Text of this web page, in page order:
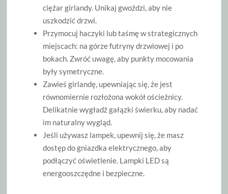
ciężar girlandy. Unikaj gwoździ, aby nie
uszkodzić drzwi.
Przymocuj haczyki lub taśmę w strategicznych
miejscach: na górze futryny drzwiowej i po
bokach. Zwróć uwagę, aby punkty mocowania
były symetryczne.
Zawieś girlandę, upewniając się, że jest
równomiernie rozłożona wokół ościeżnicy.
Delikatnie wygładź gałązki świerku, aby nadać
im naturalny wygląd.
Jeśli używasz lampek, upewnij się, że masz
dostęp do gniazdka elektrycznego, aby
podłączyć oświetlenie. Lampki LED są
energooszczędne i bezpieczne.